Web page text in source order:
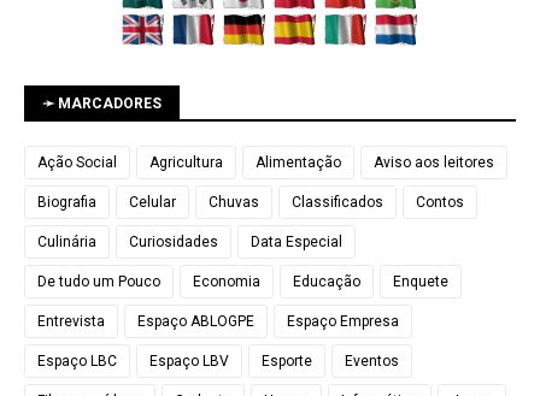
➛ MARCADORES
Ação Social Agricultura Alimentação Aviso aos leitores
Biografia Celular Chuvas Classificados Contos
Culinária Curiosidades Data Especial
De tudo um Pouco Economia Educação Enquete
Entrevista Espaço ABLOGPE Espaço Empresa
Espaço LBC Espaço LBV Esporte Eventos